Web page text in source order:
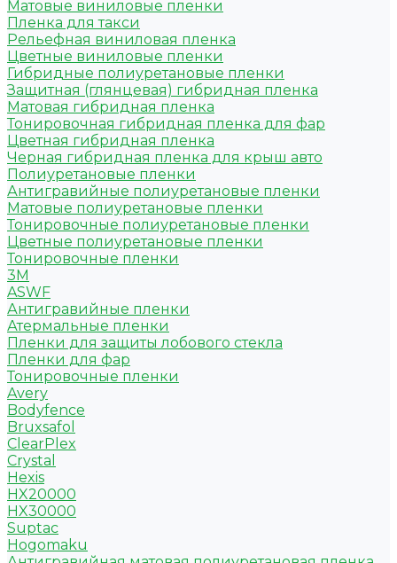
Матовые виниловые пленки
Пленка для такси
Рельефная виниловая пленка
Цветные виниловые пленки
Гибридные полиуретановые пленки
Защитная (глянцевая) гибридная пленка
Матовая гибридная пленка
Тонировочная гибридная пленка для фар
Цветная гибридная пленка
Черная гибридная пленка для крыш авто
Полиуретановые пленки
Антигравийные полиуретановые пленки
Матовые полиуретановые пленки
Тонировочные полиуретановые пленки
Цветные полиуретановые пленки
Тонировочные пленки
3M
ASWF
Антигравийные пленки
Атермальные пленки
Пленки для защиты лобового стекла
Пленки для фар
Тонировочные пленки
Avery
Bodyfence
Bruxsafol
ClearPlex
Crystal
Hexis
HX20000
HX30000
Suptac
Hogomaku